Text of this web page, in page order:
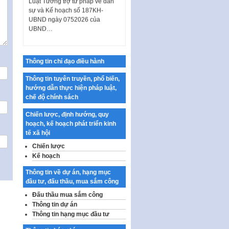
sự và Kế hoạch số 187KH-
UBND ngày 0752026 của
UBND…
thành phố Hà Nội
chính luận về bảo vệ nền tảng tư
tưởng của Đảng…
Công bố công khai dự toán kinh
phí xây dựng pháp luật, hoàn
thiện thể chế, chính…
Quy định về nghiên cứu, ứng
dụng khoa học, công nghệ, đổi
mới sáng tạo và chuyển…
Quy định chi tiết và hướng dẫn
thi hành một số điều của Luật Lý
lịch tư…
Sửa đổi, bổ sung một số nội
dung tại Nghị quyết số 30/NQ-
CP ngày 24 tháng 02…
Thông tin chỉ đạo điều hành
Thông tin tuyên truyền, phổ biến,
hướng dẫn thực hiện pháp luật,
chế độ chính sách
Chiến lược, định hướng, quy
hoạch, kế hoạch phát triển kinh
tế xã hội
Chiến lược
Kế hoạch
Thông tin về dự án, hạng mục
đầu tư, đấu thầu, mua sắm công
Đấu thầu mua sắm công
Thông tin dự án
Thông tin hạng mục đầu tư